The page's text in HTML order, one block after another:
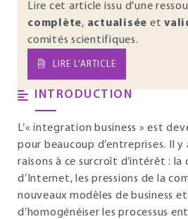
Lire cet article issu d'une
complète, actualisée et
comités scientifiques.
LIRE L’ARTICLE
INTRODUCTION
L’« integration business » est
pour beaucoup d’entreprises. Il y
raisons à ce surcroît d’intérêt : la
d’Internet, les pressions de la
nouveaux modèles de business
d’homogénéiser les processus